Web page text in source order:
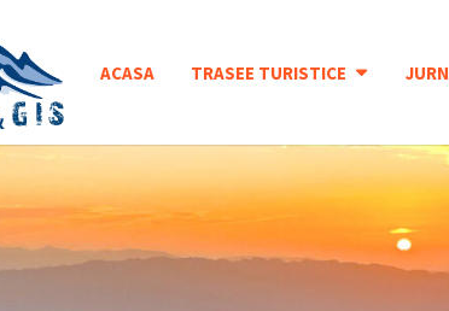
ACASA TRASEE TURISTICE